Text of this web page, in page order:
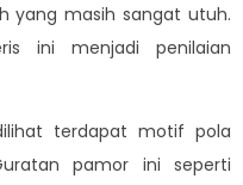
yang masih sangat utuh.
ini menjadi penilaian
terdapat motif pola
pamor ini seperti